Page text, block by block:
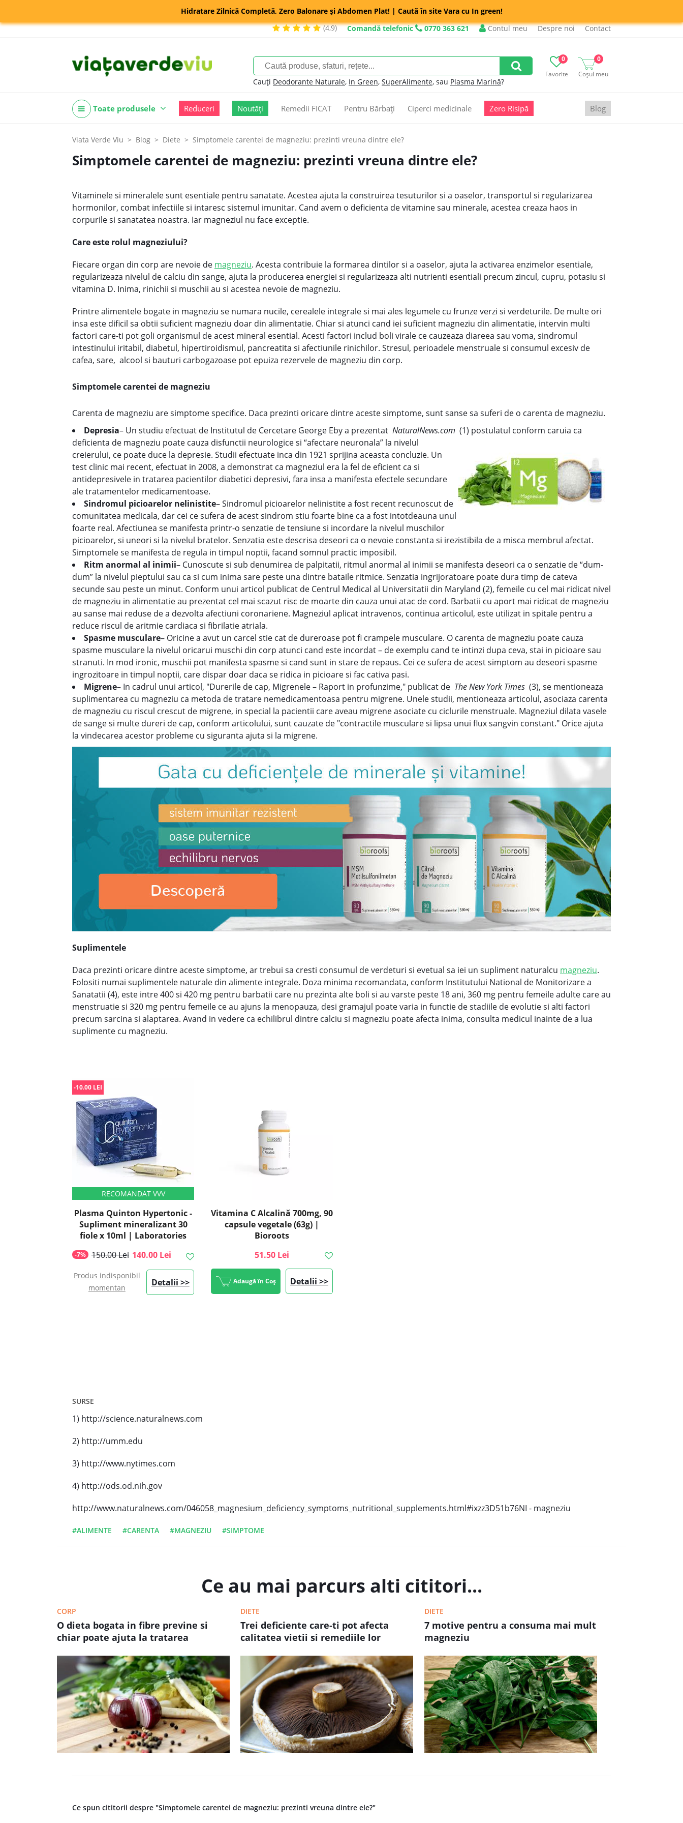
Hidratare Zilnică Completă, Zero Balonare și Abdomen Plat! | Caută în site Vara cu In green!
(4,9)
Comandă telefonic 0770 363 621 Contul meu Despre noi Contact
Favorite
0
Coșul meu
0
Cauți Deodorante Naturale, In Green, SuperAlimente, sau Plasma Marină?
Toate produsele Reduceri Noutăți Remedii FICAT Pentru Bărbați Ciperci medicinale Zero Risipă Blog
Viata Verde Viu Blog Diete Simptomele carentei de magneziu: prezinti vreuna dintre ele?
Simptomele carentei de magneziu: prezinti vreuna dintre ele?
Vitaminele si mineralele sunt esentiale pentru sanatate. Acestea ajuta la construirea tesuturilor si a oaselor, transportul si regularizarea
hormonilor, combat infectiile si intaresc sistemul imunitar. Cand avem o deficienta de vitamine sau minerale, acestea creaza haos in
corpurile si sanatatea noastra. Iar magneziul nu face exceptie.
Care este rolul magneziului?
Fiecare organ din corp are nevoie de magneziu. Acesta contribuie la formarea dintilor si a oaselor, ajuta la activarea enzimelor esentiale,
regularizeaza nivelul de calciu din sange, ajuta la producerea energiei si regularizeaza alti nutrienti esentiali precum zincul, cupru, potasiu si
vitamina D. Inima, rinichii si muschii au si acestea nevoie de magneziu.
Printre alimentele bogate in magneziu se numara nucile, cerealele integrale si mai ales legumele cu frunze verzi si verdeturile. De multe ori
insa este dificil sa obtii suficient magneziu doar din alimentatie. Chiar si atunci cand iei suficient magneziu din alimentatie, intervin multi
factori care-ti pot goli organismul de acest mineral esential. Acesti factori includ boli virale ce cauzeaza diareea sau voma, sindromul
intestinului iritabil, diabetul, hipertiroidismul, pancreatita si afectiunile rinichilor. Stresul, perioadele menstruale si consumul excesiv de
cafea, sare, alcool si bauturi carbogazoase pot epuiza rezervele de magneziu din corp.
Simptomele carentei de magneziu
Carenta de magneziu are simptome specifice. Daca prezinti oricare dintre aceste simptome, sunt sanse sa suferi de o carenta de magneziu.
Depresia– Un studiu efectuat de Institutul de Cercetare George Eby a prezentat NaturalNews.com (1) postulatul conform caruia ca
deficienta de magneziu poate cauza disfunctii neurologice si “afectare neuronala” la nivelul
creierului, ce poate duce la depresie. Studii efectuate inca din 1921 sprijina aceasta concluzie. Un
test clinic mai recent, efectuat in 2008, a demonstrat ca magneziul era la fel de eficient ca si
antidepresivele in tratarea pacientilor diabetici depresivi, fara insa a manifesta efectele secundare
ale tratamentelor medicamentoase.
Sindromul picioarelor nelinistite– Sindromul picioarelor nelinistite a fost recent recunoscut de
comunitatea medicala, dar cei ce sufera de acest sindrom stiu foarte bine ca a fost intotdeauna unul
foarte real. Afectiunea se manifesta printr-o senzatie de tensiune si incordare la nivelul muschilor
picioarelor, si uneori si la nivelul bratelor. Senzatia este descrisa deseori ca o nevoie constanta si irezistibila de a misca membrul afectat.
Simptomele se manifesta de regula in timpul noptii, facand somnul practic imposibil.
Ritm anormal al inimii– Cunoscute si sub denumirea de palpitatii, ritmul anormal al inimii se manifesta deseori ca o senzatie de “dum-
dum” la nivelul pieptului sau ca si cum inima sare peste una dintre bataile ritmice. Senzatia ingrijoratoare poate dura timp de cateva
secunde sau peste un minut. Conform unui articol publicat de Centrul Medical al Universitatii din Maryland (2), femeile cu cel mai ridicat nivel
de magneziu in alimentatie au prezentat cel mai scazut risc de moarte din cauza unui atac de cord. Barbatii cu aport mai ridicat de magneziu
au sanse mai reduse de a dezvolta afectiuni coronariene. Magneziul aplicat intravenos, continua articolul, este utilizat in spitale pentru a
reduce riscul de aritmie cardiaca si fibrilatie atriala.
Spasme musculare– Oricine a avut un carcel stie cat de dureroase pot fi crampele musculare. O carenta de magneziu poate cauza
spasme musculare la nivelul oricarui muschi din corp atunci cand este incordat – de exemplu cand te intinzi dupa ceva, stai in picioare sau
stranuti. In mod ironic, muschii pot manifesta spasme si cand sunt in stare de repaus. Cei ce sufera de acest simptom au deseori spasme
ingrozitoare in timpul noptii, care dispar doar daca se ridica in picioare si fac cativa pasi.
Migrene– In cadrul unui articol, "Durerile de cap, Migrenele – Raport in profunzime," publicat de The New York Times (3), se mentioneaza
suplimentarea cu magneziu ca metoda de tratare nemedicamentoasa pentru migrene. Unele studii, mentioneaza articolul, asociaza carenta
de magneziu cu riscul crescut de migrene, in special la pacientii care aveau migrene asociate cu ciclurile menstruale. Magneziul dilata vasele
de sange si multe dureri de cap, conform articolului, sunt cauzate de "contractile musculare si lipsa unui flux sangvin constant." Orice ajuta
la vindecarea acestor probleme cu siguranta ajuta si la migrene.
Suplimentele
Daca prezinti oricare dintre aceste simptome, ar trebui sa cresti consumul de verdeturi si evetual sa iei un supliment naturalcu magneziu.
Folositi numai suplimentele naturale din alimente integrale. Doza minima recomandata, conform Institutului National de Monitorizare a
Sanatatii (4), este intre 400 si 420 mg pentru barbatii care nu prezinta alte boli si au varste peste 18 ani, 360 mg pentru femeile adulte care au
menstruatie si 320 mg pentru femeile ce au ajuns la menopauza, desi gramajul poate varia in functie de stadiile de evolutie si alti factori
precum sarcina si alaptarea. Avand in vedere ca echilibrul dintre calciu si magneziu poate afecta inima, consulta medicul inainte de a lua
suplimente cu magneziu.
Plasma Quinton Hypertonic -
Supliment mineralizant 30
fiole x 10ml | Laboratories
-7% 150.00 Lei
-10.00 LEI
140.00 Lei
Produs indisponibil
momentan
Detalii >>
Vitamina C Alcalină 700mg, 90
capsule vegetale (63g) |
Bioroots
51.50 Lei
Adaugă în Coș Detalii >>
SURSE
1) http://science.naturalnews.com
2) http://umm.edu
3) http://www.nytimes.com
4) http://ods.od.nih.gov
http://www.naturalnews.com/046058_magnesium_deficiency_symptoms_nutritional_supplements.html#ixzz3D51b76NI - magneziu
#ALIMENTE #CARENTA #MAGNEZIU #SIMPTOME
Ce au mai parcurs alti cititori...
CORP
O dieta bogata in fibre previne si
chiar poate ajuta la tratarea
DIETE
Trei deficiente care-ti pot afecta
calitatea vietii si remediile lor
DIETE
7 motive pentru a consuma mai mult
magneziu
Ce spun cititorii despre "Simptomele carentei de magneziu: prezinti vreuna dintre ele?"